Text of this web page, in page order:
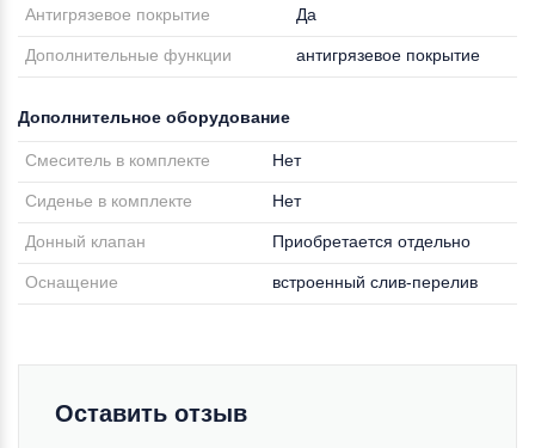
Антигрязевое покрытие Да
Дополнительные функции антигрязевое покрытие
Дополнительное оборудование
Смеситель в комплекте Нет
Сиденье в комплекте Нет
Донный клапан Приобретается отдельно
Оснащение встроенный слив-перелив
Оставить отзыв